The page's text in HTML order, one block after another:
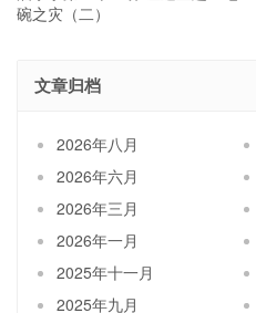
碗之灾（二）
文章归档
2026年八月
2026年六月
2026年三月
2026年一月
2025年十一月
2025年九月